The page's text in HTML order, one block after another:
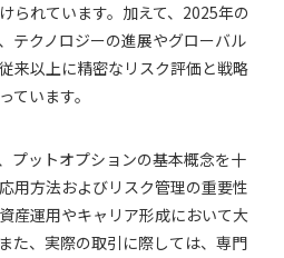
られています。加えて、2025年の
テクノロジーの進展やグローバル
来以上に精密なリスク評価と戦略
ています。
プットオプションの基本概念を十
用方法およびリスク管理の重要性
産運用やキャリア形成において大
た、実際の取引に際しては、専門